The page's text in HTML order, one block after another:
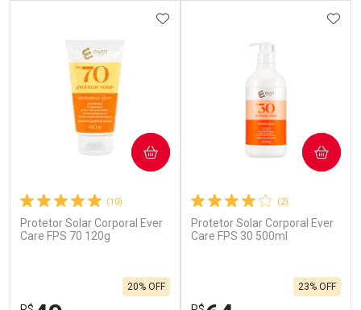
(10)
Protetor Solar Corporal Ever
Care FPS 70 120g
20% OFF
ADICIONAR AOS FAVORITOS
COMPRAR
(2)
Protetor Solar Corporal Ever
Care FPS 30 500ml
23% OFF
COMPRAR